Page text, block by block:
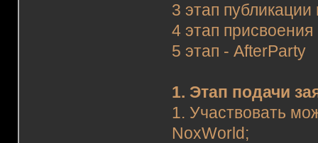
3 этап
4 этап
5 этап - AfterParty
1. Этап подачи
1. Участвовать
NoxWorld;